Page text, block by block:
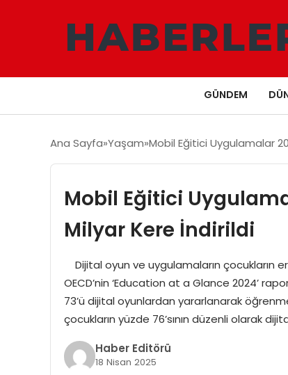
GÜNDEM
Ana Sayfa Yaşam Mobil Eğitici Uygulamalar
Mobil Eğitici
Milyar Kere İndirildi
Dijital oyun ve uygulamaların çocukların
OECD’nin ‘Education at a Glance 2024’
73’ü dijital oyunlardan yararlanarak
çocukların yüzde 76’sının düzenli olarak
Haber Editörü
18 Nisan 2025